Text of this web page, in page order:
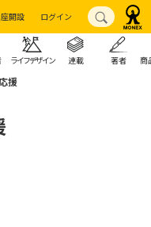
開設 ログイン
ライフデザイン 連載 著者 商
援